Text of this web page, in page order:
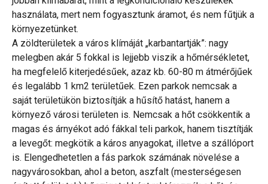
használata, mert nem fogyasztunk áramot, és nem fűtjük a
környezetünket.
A zöldterületek a város klímáját „karbantartják”: nagy
melegben akár 5 fokkal is lejjebb viszik a hőmérsékletet,
ha megfelelő kiterjedésűek, azaz kb. 60-80 m átmérőjűek
és legalább 1 km2 területűek. Ezen parkok nemcsak a
saját területükön biztosítják a hűsítő hatást, hanem a
környező városi területen is. Nemcsak a hőt csökkentik a
magas és árnyékot adó fákkal teli parkok, hanem tisztítják
a levegőt: megkötik a káros anyagokat, illetve a szállóport
is. Elengedhetetlen a fás parkok számának növelése a
nagyvárosokban, ahol a beton, aszfalt (mesterségesen